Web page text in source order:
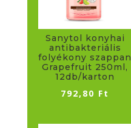
Sanytol konyhai
antibakteriális
folyékony szappan
Grapefruit 250ml,
12db/karton
792,80 Ft